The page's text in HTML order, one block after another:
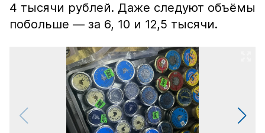
4 тысячи рублей. Даже следуют объёмы
побольше — за 6, 10 и 12,5 тысячи.